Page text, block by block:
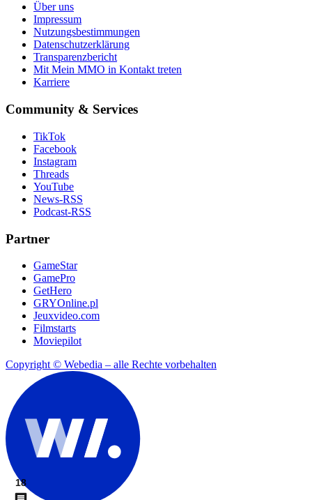
Über uns
Impressum
Nutzungsbestimmungen
Datenschutzerklärung
Transparenzbericht
Mit Mein MMO in Kontakt treten
Karriere
Community & Services
TikTok
Facebook
Instagram
Threads
YouTube
News-RSS
Podcast-RSS
Partner
GameStar
GamePro
GetHero
GRYOnline.pl
Jeuxvideo.com
Filmstarts
Moviepilot
Copyright © Webedia – alle Rechte vorbehalten
18